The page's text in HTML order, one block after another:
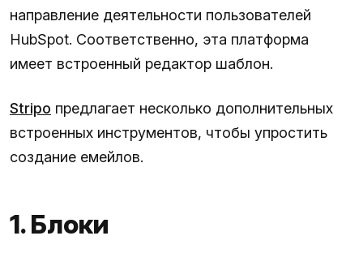
направление деятельности пользователей
HubSpot. Соответственно, эта платформа
имеет встроенный редактор шаблон.
Stripo предлагает несколько дополнительных
встроенных инструментов, чтобы упростить
создание емейлов.
1. Блоки